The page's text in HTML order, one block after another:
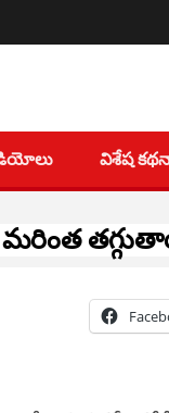
విశేష
మ‌రింత